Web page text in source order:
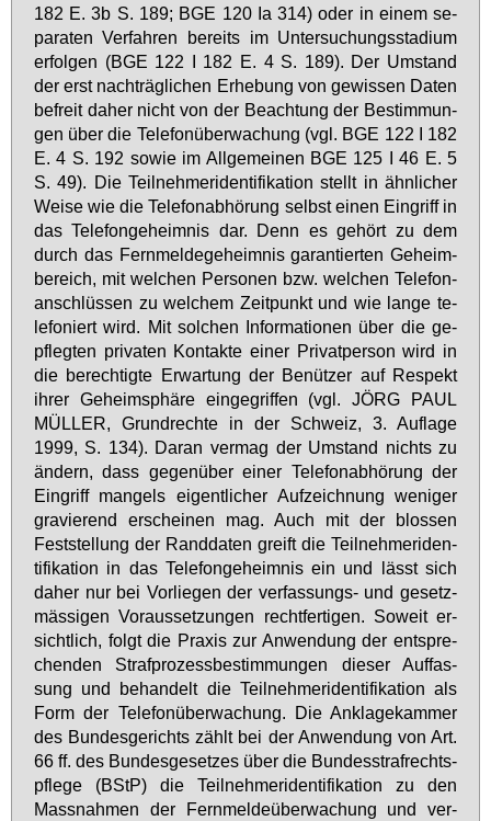
182 E. 3b S. 189; BGE 120 Ia 314) oder in ei­nem se­
pa­ra­ten Ver­fah­ren be­reits im Un­ter­su­chungs­sta­di­um
er­fol­gen (BGE 122 I 182 E. 4 S. 189). Der Um­stand
der erst nach­träg­li­chen Er­he­bung von ge­wis­sen Da­ten
be­freit da­her nicht von der Be­ach­tung der Be­stim­mun­
gen über die Te­le­fon­über­wa­chung (vgl. BGE 122 I 182
E. 4 S. 192 so­wie im All­ge­mei­nen BGE 125 I 46 E. 5
S. 49). Die Teil­neh­me­ri­den­ti­fi­ka­ti­on stellt in ähn­li­cher
Wei­se wie die Te­le­fon­ab­hö­rung selbst ei­nen Ein­griff in
das Te­le­fon­ge­heim­nis dar. Denn es ge­hört zu dem
durch das Fern­mel­de­ge­heim­nis ga­ran­tier­ten Ge­heim­
be­reich, mit wel­chen Per­so­nen bzw. wel­chen Te­le­fon­
an­schlüs­sen zu wel­chem Zeit­punkt und wie lan­ge te­
le­fo­niert wird. Mit sol­chen In­for­ma­tio­nen über die ge­
pfleg­ten pri­va­ten Kon­tak­te ei­ner Pri­vat­per­son wird in
die be­rech­tig­te Er­war­tung der Be­nüt­zer auf Re­spekt
ih­rer Ge­heim­sphä­re ein­ge­grif­fen (vgl. JÖRG PAUL
MÜL­LER, Grund­rech­te in der Schweiz, 3. Auf­la­ge
1999, S. 134). Dar­an ver­mag der Um­stand nichts zu
än­dern, dass ge­gen­über ei­ner Te­le­fon­ab­hö­rung der
Ein­griff man­gels ei­gent­li­cher Auf­zeich­nung we­ni­ger
gra­vie­rend er­schei­nen mag. Auch mit der blos­sen
Fest­stel­lung der Rand­da­ten greift die Teil­neh­me­ri­den­
ti­fi­ka­ti­on in das Te­le­fon­ge­heim­nis ein und lässt sich
da­her nur bei Vor­lie­gen der ver­fas­sungs- und ge­setz­
mäs­si­gen Vor­aus­set­zun­gen recht­fer­ti­gen. So­weit er­
sicht­lich, folgt die Pra­xis zur An­wen­dung der ent­spre­
chen­den Straf­pro­zess­be­stim­mun­gen die­ser Auf­fas­
sung und be­han­delt die Teil­neh­me­ri­den­ti­fi­ka­ti­on als
Form der Te­le­fon­über­wa­chung. Die An­kla­ge­kam­mer
des Bun­des­ge­richts zählt bei der An­wen­dung von Art.
66 ff. des Bun­des­ge­set­zes über die Bun­des­straf­rechts­
pfle­ge (BStP) die Teil­neh­me­ri­den­ti­fi­ka­ti­on zu den
Mass­nah­men der Fern­mel­de­über­wa­chung und ver­